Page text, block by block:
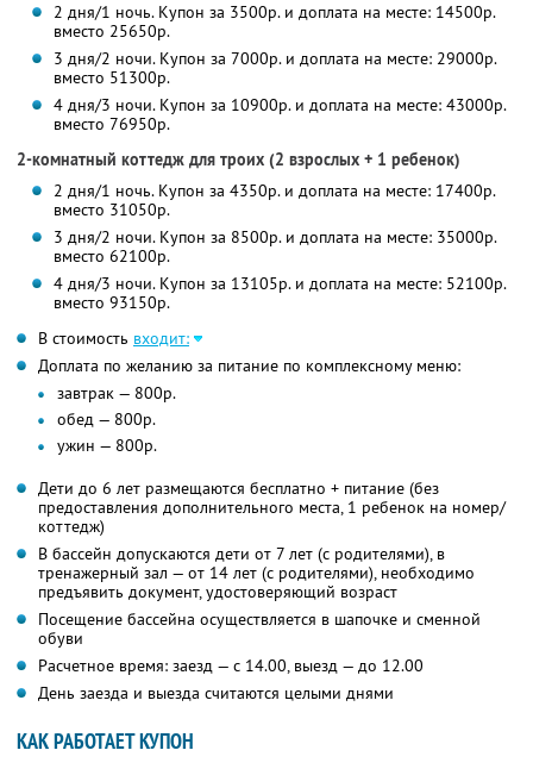
2 дня/1 ночь. Купон за 3500р. и доплата на месте: 14500р.
вместо 25650р.
3 дня/2 ночи. Купон за 7000р. и доплата на месте: 29000р.
вместо 51300р.
4 дня/3 ночи. Купон за 10900р. и доплата на месте: 43000р.
вместо 76950р.
2-комнатный коттедж для троих (2 взрослых + 1 ребенок)
2 дня/1 ночь. Купон за 4350р. и доплата на месте: 17400р.
вместо 31050р.
3 дня/2 ночи. Купон за 8500р. и доплата на месте: 35000р.
вместо 62100р.
4 дня/3 ночи. Купон за 13105р. и доплата на месте: 52100р.
вместо 93150р.
В стоимость входит:
Доплата по желанию за питание по комплексному меню:
завтрак — 800р.
обед — 800р.
ужин — 800р.
Дети до 6 лет размещаются бесплатно + питание (без
предоставления дополнительного места, 1 ребенок на номер/
коттедж)
В бассейн допускаются дети от 7 лет (с родителями), в
тренажерный зал — от 14 лет (с родителями), необходимо
предъявить документ, удостоверяющий возраст
Посещение бассейна осуществляется в шапочке и сменной
обуви
Расчетное время: заезд — с 14.00, выезд — до 12.00
День заезда и выезда считаются целыми днями
КАК РАБОТАЕТ КУПОН